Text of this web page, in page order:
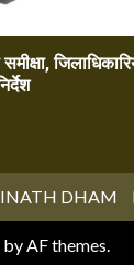
DHAM
by AF themes.